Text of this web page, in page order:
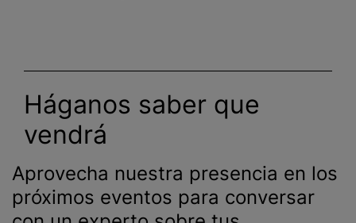
Háganos saber que
vendrá
Aprovecha nuestra presencia en los
próximos eventos para conversar